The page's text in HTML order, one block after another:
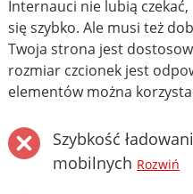
Internauci nie lubią
się szybko. Ale musi też
Twoja strona jest
rozmiar czcionek jest
elementów można
Szybkość
mobilnych Rozwiń